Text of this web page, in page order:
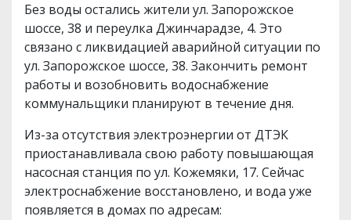
Без воды остались жители ул. Запорожское
шоссе, 38 и переулка Джинчарадзе, 4. Это
связано с ликвидацией аварийной ситуации по
ул. Запорожское шоссе, 38. Закончить ремонт
работы и возобновить водоснабжение
коммунальщики планируют в течение дня.
Из-за отсутствия электроэнергии от ДТЭК
приостанавливала свою работу повышающая
насосная станция по ул. Кожемяки, 17. Сейчас
электроснабжение восстановлено, и вода уже
появляется в домах по адресам: